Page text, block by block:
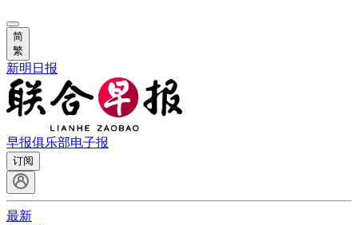
简
繁
新明日报
早报俱乐部电子报
订阅
最新